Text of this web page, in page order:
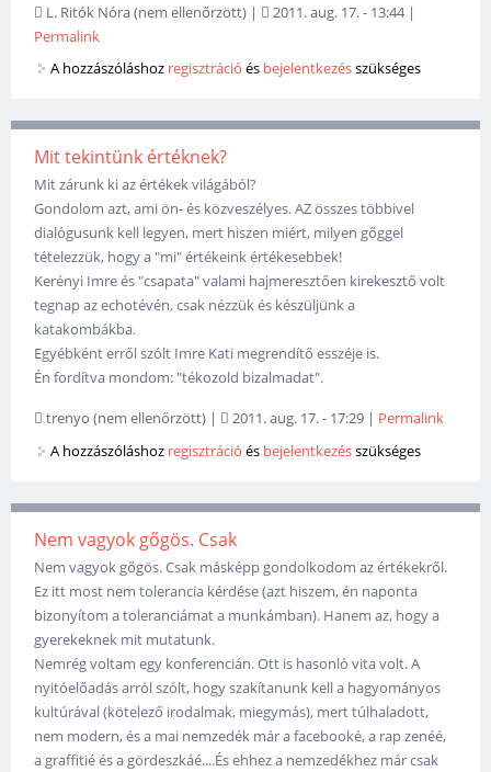
L. Ritók Nóra (nem ellenőrzött) | 2011. aug. 17. - 13:44|
Permalink
A hozzászóláshoz regisztráció és bejelentkezésszükséges
Mit tekintünk értéknek?
Mit zárunk ki az értékek világából?
Gondolom azt, ami ön- és közveszélyes. AZ összes többivel
dialógusunk kell legyen, mert hiszen miért, milyen gőggel
tételezzük, hogy a "mi" értékeink értékesebbek!
Kerényi Imre és "csapata" valami hajmeresztően kirekesztő volt
tegnap az echotévén, csak nézzük és készüljünk a
katakombákba.
Egyébként erről szólt Imre Kati megrendítő esszéje is.
Én fordítva mondom: "tékozold bizalmadat".
trenyo (nem ellenőrzött) | 2011. aug. 17. - 17:29 | Permalink
A hozzászóláshoz regisztráció és bejelentkezésszükséges
Nem vagyok gőgös. Csak
Nem vagyok gőgös. Csak másképp gondolkodom az értékekről.
Ez itt most nem tolerancia kérdése (azt hiszem, én naponta
bizonyítom a toleranciámat a munkámban). Hanem az, hogy a
gyerekeknek mit mutatunk.
Nemrég voltam egy konferencián. Ott is hasonló vita volt. A
nyitóelőadás arról szólt, hogy szakítanunk kell a hagyományos
kultúrával (kötelező irodalmak, miegymás), mert túlhaladott,
nem modern, és a mai nemzedék már a facebooké, a rap zenéé,
a graffitié és a gördeszkáé....És ehhez a nemzedékhez már csak